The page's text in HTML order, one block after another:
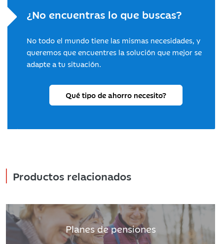
¿No encuentras lo que buscas?
No todo el mundo tiene las mismas necesidades, y
queremos que encuentres la solución que mejor se
adapte a tu situación.
Qué tipo de ahorro necesito?
Productos relacionados
Planes de pensiones